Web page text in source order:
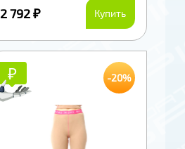
2 792 ₽ Купить
₽₽ -20%